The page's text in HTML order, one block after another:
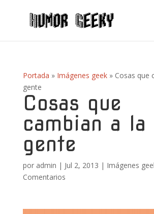
Portada » Imágenes geek» Cosas que
gente
Cosas que
cambian a la
gente
por admin | Jul 2, 2013 | Imágenes
Comentarios